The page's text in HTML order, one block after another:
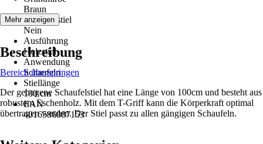
Braun
Teleskopstiel
Nein
Ausführung
Holzstiel
Anwendung
Schaufeln
Stiellänge
100 cm
EAN
4016586887153
Mehr anzeigen
Beschreibung
Bereich überspringen
Der gebogene Schaufelstiel hat eine Länge von 100cm und besteht aus
robustem Eschenholz. Mit dem T-Griff kann die Körperkraft optimal
übertragen werden. Der Stiel passt zu allen gängigen Schaufeln.